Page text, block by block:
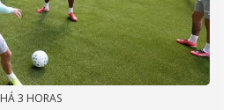
HÁ 3 HORAS